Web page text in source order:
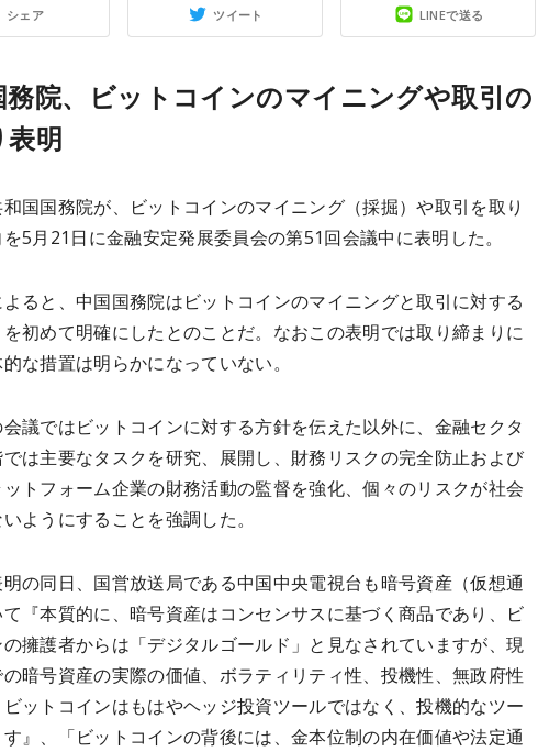
シェア ツイート LINEで送る
務院、ビットコインのマイニングや取引の
表明
国国務院が、ビットコインのマイニング（採掘）や取引を取り
5月21日に金融安定発展委員会の第51回会議中に表明した。
ると、中国国務院はビットコインのマイニングと取引に対する
初めて明確にしたとのことだ。なおこの表明では取り締まりに
な措置は明らかになっていない。
議ではビットコインに対する方針を伝えた以外に、金融セクタ
は主要なタスクを研究、展開し、財務リスクの完全防止および
トフォーム企業の財務活動の監督を強化、個々のリスクが社会
ようにすることを強調した。
の同日、国営放送局である中国中央電視台も暗号資産（仮想通
『本質的に、暗号資産はコンセンサスに基づく商品であり、ビ
擁護者からは「デジタルゴールド」と見なされていますが、現
暗号資産の実際の価値、ボラティリティ性、投機性、無政府性
ットコインはもはやヘッジ投資ツールではなく、投機的なツー
』、「ビットコインの背後には、金本位制の内在価値や法定通